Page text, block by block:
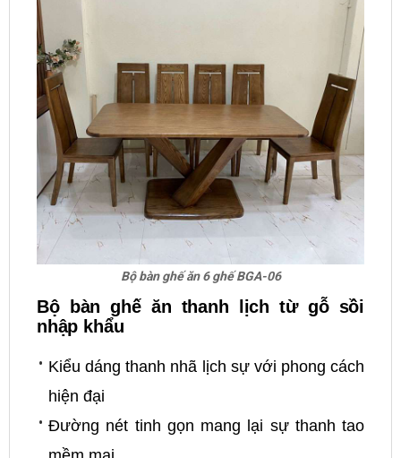
Bộ bàn ghế ăn 6 ghế BGA-06
Bộ bàn ghế ăn thanh lịch từ gỗ sồi
nhập khẩu
Kiểu dáng thanh nhã lịch sự với phong cách
hiện đại
Đường nét tinh gọn mang lại sự thanh tao